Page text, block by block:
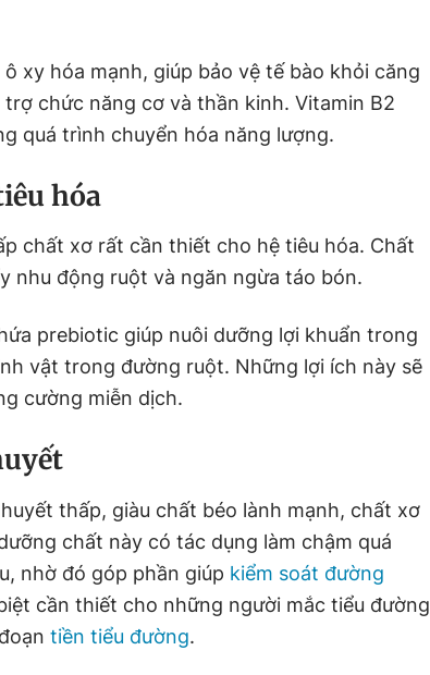
xy hóa mạnh, giúp bảo vệ tế bào khỏi căng
chức năng cơ và thần kinh. Vitamin B2
quá trình chuyển hóa năng lượng.
hóa
chất xơ rất cần thiết cho hệ tiêu hóa. Chất
nhu động ruột và ngăn ngừa táo bón.
prebiotic giúp nuôi dưỡng lợi khuẩn trong
vật trong đường ruột. Những lợi ích này sẽ
cường miễn dịch.
thấp, giàu chất béo lành mạnh, chất xơ
chất này có tác dụng làm chậm quá
nhờ đó góp phần giúp kiểm soát đường
cần thiết cho những người mắc tiểu đường
tiền tiểu đường.